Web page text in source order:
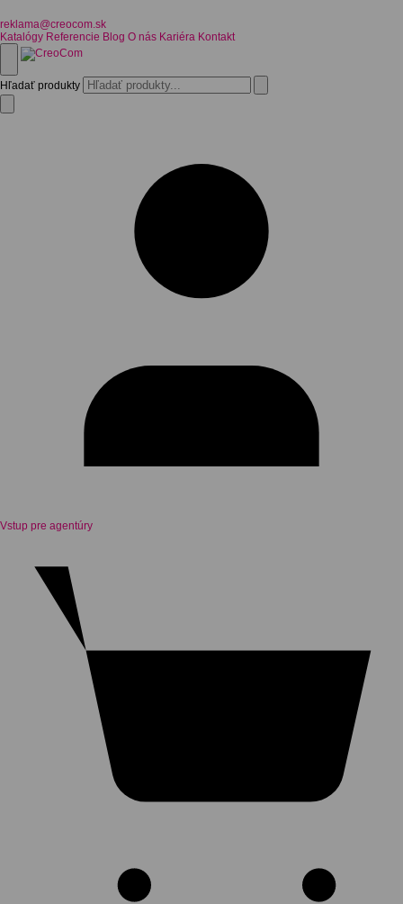
reklama@creocom.sk
Katalógy Referencie Blog O nás Kariéra Kontakt
Hľadať produkty
Vstup pre agentúry